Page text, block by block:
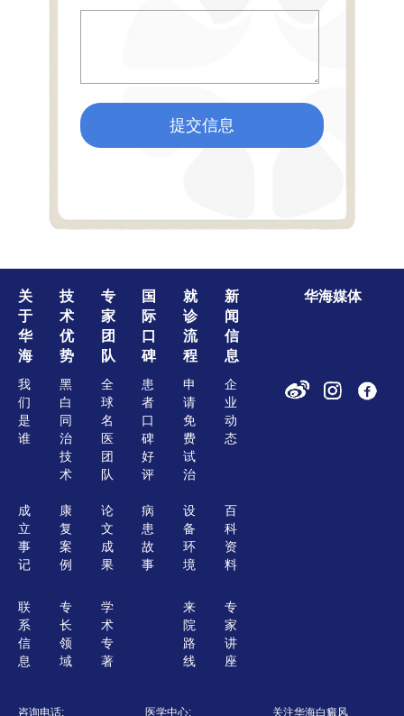
提交信息
关
于
华
海
我
们
是
谁
成
立
事
记
联
系
信
息
技
术
优
势
黑
白
同
治
技
术
康
复
案
例
专
长
领
域
专
家
团
队
全
球
名
医
团
队
论
文
成
果
学
术
专
著
国
际
口
碑
患
者
口
碑
好
评
病
患
故
事
就
诊
流
程
申
请
免
费
试
治
设
备
环
境
来
院
路
线
新
闻
信
息
企
业
动
态
百
科
资
料
专
家
讲
座
华海媒体
咨询电话: 医学中心: 关注华海白癜风